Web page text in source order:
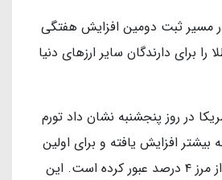
مسیر ثبت دومین افزایش هفتگی
را برای دارندگان سایر ارزهای دنیا
در روز پنجشنبه نشان داد تورم
بیشتر افزایش یافته و برای اولین
بار در ۳ سال گذشته از مرز ۴ درصد عبور کرده است. این